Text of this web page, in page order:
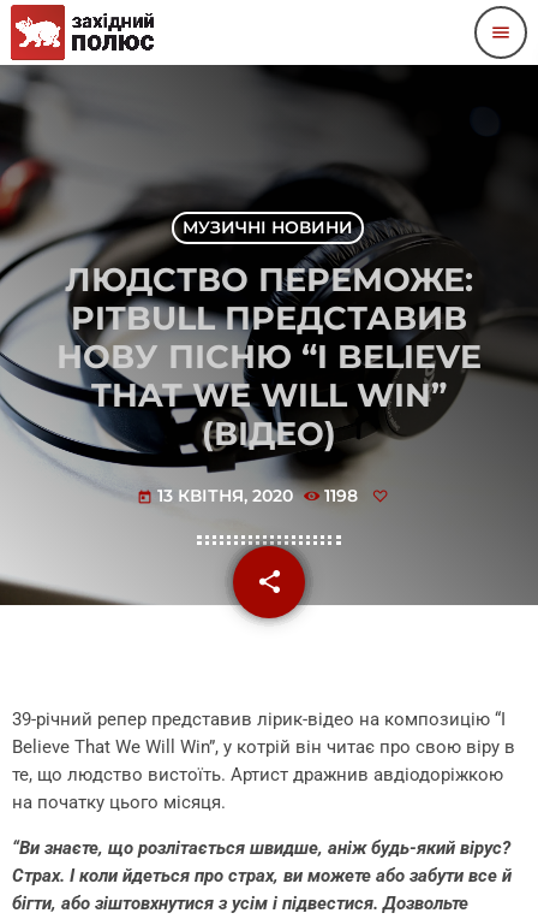
menu
МУЗИЧНІ НОВИНИ
ЛЮДСТВО ПЕРЕМОЖЕ:
PITBULL ПРЕДСТАВИВ
НОВУ ПІСНЮ “I BELIEVE
THAT WE WILL WIN”
(ВІДЕО)
today 13 КВІТНЯ, 2020 1198
share
email
39-річний репер представив лірик-відео на композицію “I
Believe That We Will Win”, у котрій він читає про свою віру в
те, що людство вистоїть. Артист дражнив авдіодоріжкою
на початку цього місяця.
“Ви знаєте, що розлітається швидше, аніж будь-який вірус?
Страх. І коли йдеться про страх, ви можете або забути все й
бігти, або зіштовхнутися з усім і підвестися. Дозвольте